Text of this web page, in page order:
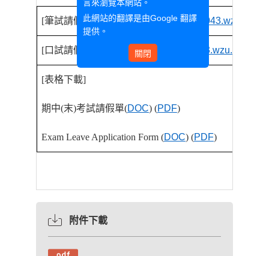
[筆試請假 ]Written Test請點選：https://
[口試請假 請點選： https://c043.wzu.edu.tw/
[表格下載]
期中(末)考試請假單(DOC) (PDF)
Exam Leave Application Form (DOC) (PDF)
附件下載
言來瀏覽本網站。
此網站的翻譯是由Google 翻譯
提供。
關閉